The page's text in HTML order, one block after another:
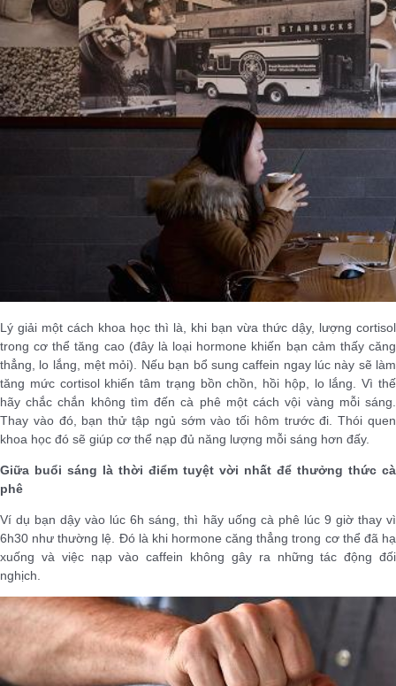
Lý giải một cách khoa học thì là, khi bạn vừa thức dậy, lượng cortisol
trong cơ thể tăng cao (đây là loại hormone khiến bạn cảm thấy căng
thẳng, lo lắng, mệt mỏi). Nếu bạn bổ sung caffein ngay lúc này sẽ làm
tăng mức cortisol khiến tâm trạng bồn chồn, hồi hộp, lo lắng. Vì thế
hãy chắc chắn không tìm đến cà phê một cách vội vàng mỗi sáng.
Thay vào đó, bạn thử tập ngủ sớm vào tối hôm trước đi. Thói quen
khoa học đó sẽ giúp cơ thể nạp đủ năng lượng mỗi sáng hơn đấy.
Giữa buổi sáng là thời điểm tuyệt vời nhất để thưởng thức cà
phê
Ví dụ bạn dậy vào lúc 6h sáng, thì hãy uống cà phê lúc 9 giờ thay vì
6h30 như thường lệ. Đó là khi hormone căng thẳng trong cơ thể đã hạ
xuống và việc nạp vào caffein không gây ra những tác động đối
nghịch.